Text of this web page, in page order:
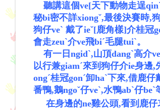
聽講這個ve[天下動物走逞qinˋ
秘bi密不詳xiongˇ,最後決賽時,
狗仔veˋ 戴了ieˇ[鹿角樣]介桂冠
會走zeuˋ介ve飛biˊ毛腿tuiˋ。
有一日ngidˋ,山頂dangˋ高介
以行兼giamˊ來到狗仔介ie身邊,
ongˊ桂冠gonˊ卸haˋ下來,借鹿
番鴨,鵝ngoˇ仔veˋ,水鴨abˋ仔
在身邊的ne雞公頭,看到鹿仔